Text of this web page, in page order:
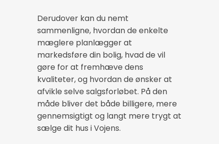
Derudover kan du nemt
sammenligne, hvordan de enkelte
mæglere planlægger at
markedsføre din bolig, hvad de vil
gøre for at fremhæve dens
kvaliteter, og hvordan de ønsker at
afvikle selve salgsforløbet. På den
måde bliver det både billigere, mere
gennemsigtigt og langt mere trygt at
sælge dit hus i Vojens.